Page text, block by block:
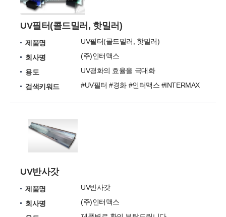
UV필터(콜드밀러, 핫밀러)
제품명
UV필터(콜드밀러, 핫밀러)
회사명
(주)인터맥스
용도
UV경화의 효율을 극대화
검색키워드
#UV필터 #경화 #인터맥스 #INTERMAX
UV반사갓
제품명
UV반사갓
회사명
(주)인터맥스